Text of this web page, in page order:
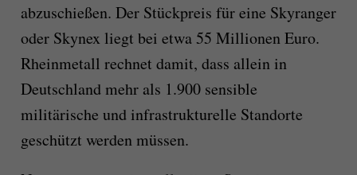
abzuschießen. Der Stückpreis für eine Skyranger
oder Skynex liegt bei etwa 55 Millionen Euro.
Rheinmetall rechnet damit, dass allein in
Deutschland mehr als 1.900 sensible
militärische und infrastrukturelle Standorte
geschützt werden müssen.